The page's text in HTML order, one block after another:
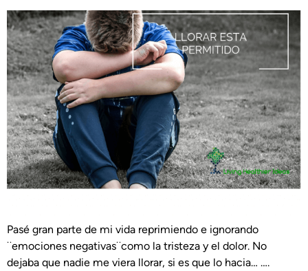
Pasé gran parte de mi vida reprimiendo e ignorando
¨emociones negativas¨como la tristeza y el dolor. No
dejaba que nadie me viera llorar, si es que lo hacia… ….